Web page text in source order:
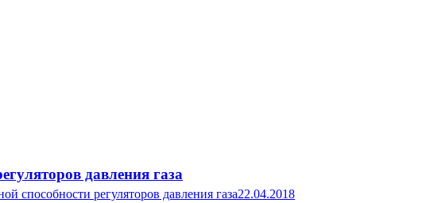
давления газа
способности регуляторов давления газа22.04.2018